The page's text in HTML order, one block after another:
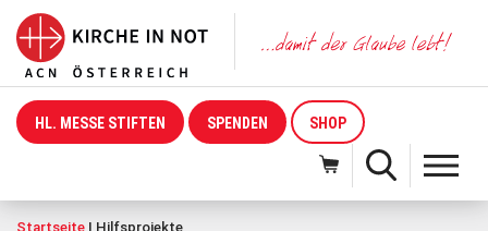
HL. MESSE STIFTEN SPENDEN SHOP
Startseite | Hilfsprojekte